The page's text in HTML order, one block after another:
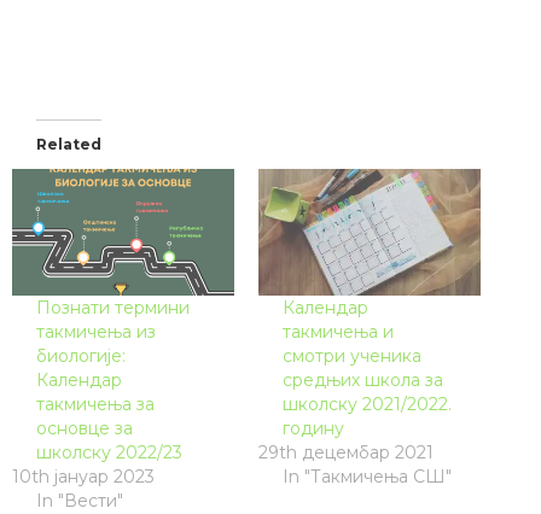
Related
Познати термини
такмичења из
биологије:
Календар
такмичења за
основце за
школску 2022/23
10th јануар 2023
In "Вести"
Календар
такмичења и
смотри ученика
средњих школа за
школску 2021/2022.
годину
29th децембар 2021
In "Такмичења СШ"